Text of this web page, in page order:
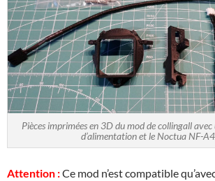
Pièces imprimées en 3D du mod de collingall
d’alimentation et le Noctua NF-
Attention :Ce mod n’est compatible